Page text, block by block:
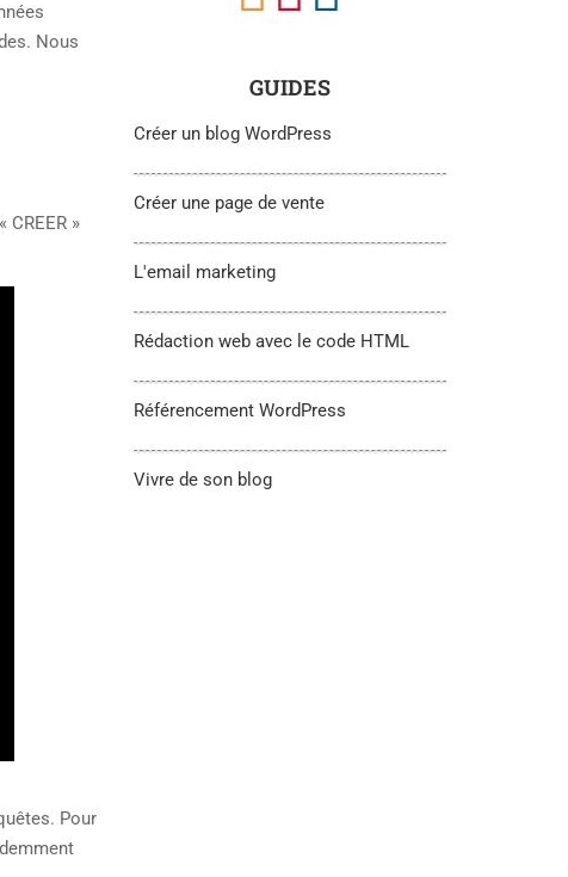
Nous
»
Pour
GUIDES
Créer un blog WordPress
Créer une page de vente
L'email marketing
Rédaction web avec le code HTML
Référencement WordPress
Vivre de son blog